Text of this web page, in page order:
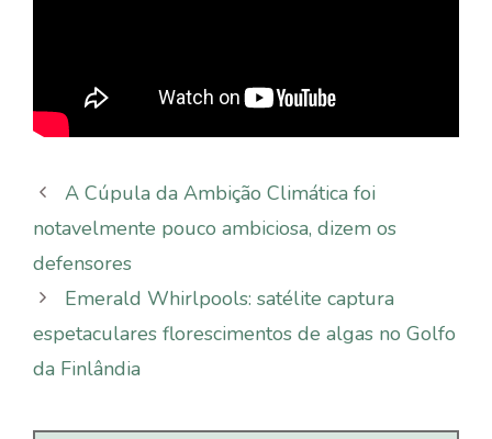
A Cúpula da Ambição Climática foi
notavelmente pouco ambiciosa, dizem os
defensores
Emerald Whirlpools: satélite captura
espetaculares florescimentos de algas no Golfo
da Finlândia